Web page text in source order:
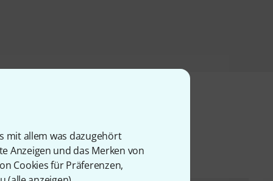
mit allem was dazugehört
Anzeigen und das Merken von
Cookies für Präferenzen,